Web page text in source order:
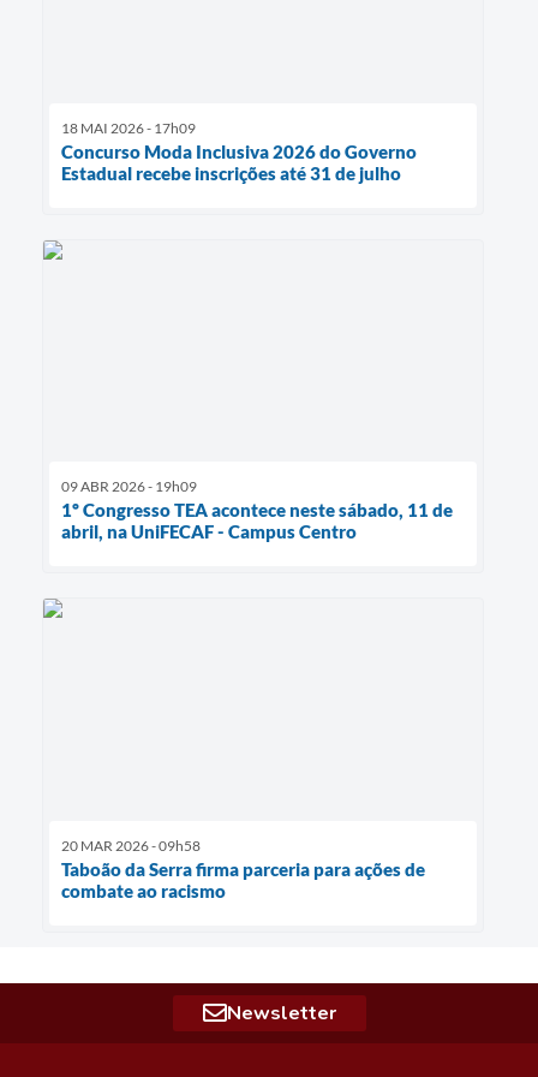
18 MAI 2026 - 17h09
Concurso Moda Inclusiva 2026 do Governo
Estadual recebe inscrições até 31 de julho
09 ABR 2026 - 19h09
1º Congresso TEA acontece neste sábado, 11 de
abril, na UniFECAF - Campus Centro
20 MAR 2026 - 09h58
Taboão da Serra firma parceria para ações de
combate ao racismo
Newsletter